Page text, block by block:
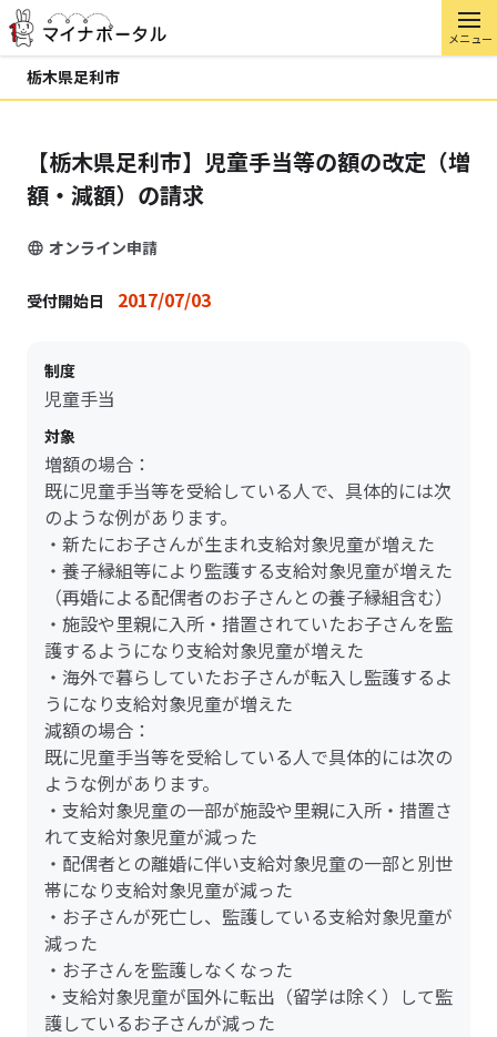
メニュー
栃木県足利市
【栃木県足利市】児童手当等の額の改定（増
額・減額）の請求
オンライン申請
受付開始日 2017/07/03
制度
児童手当
対象
増額の場合：
既に児童手当等を受給している人で、具体的には次
のような例があります。
・新たにお子さんが生まれ支給対象児童が増えた
・養子縁組等により監護する支給対象児童が増えた
（再婚による配偶者のお子さんとの養子縁組含む）
・施設や里親に入所・措置されていたお子さんを監
護するようになり支給対象児童が増えた
・海外で暮らしていたお子さんが転入し監護するよ
うになり支給対象児童が増えた
減額の場合：
既に児童手当等を受給している人で具体的には次の
ような例があります。
・支給対象児童の一部が施設や里親に入所・措置さ
れて支給対象児童が減った
・配偶者との離婚に伴い支給対象児童の一部と別世
帯になり支給対象児童が減った
・お子さんが死亡し、監護している支給対象児童が
減った
・お子さんを監護しなくなった
・支給対象児童が国外に転出（留学は除く）して監
護しているお子さんが減った